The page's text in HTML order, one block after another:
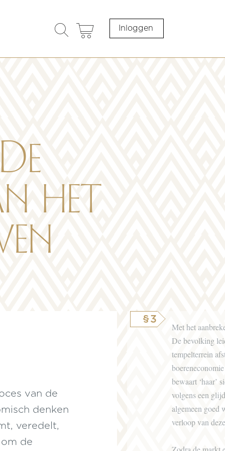
search
opener
cart Inloggen
het
§3
van de
denken
veredelt,
de
Met het
De bevolking
tempelterrein
bewaart ‘haar’
volgens een
algemeen goed
verloop van